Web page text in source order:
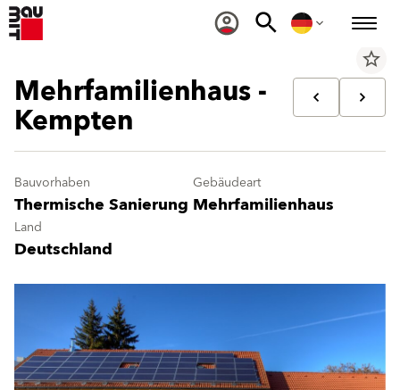
star_border
Mehrfamilienhaus -
Kempten
Bauvorhaben
Thermische Sanierung
Gebäudeart
Mehrfamilienhaus
Land
Deutschland